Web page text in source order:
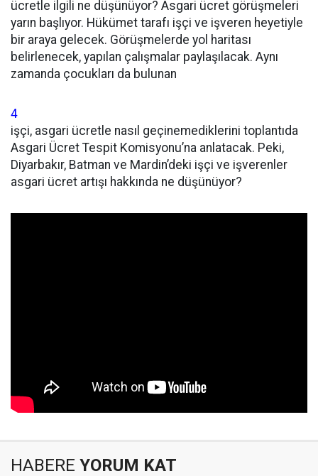
ücretle ilgili ne düşünüyor? Asgari ücret görüşmeleri
yarın başlıyor. Hükümet tarafı işçi ve işveren heyetiyle
bir araya gelecek. Görüşmelerde yol haritası
belirlenecek, yapılan çalışmalar paylaşılacak. Aynı
zamanda çocukları da bulunan
4
işçi, asgari ücretle nasıl geçinemediklerini toplantıda
Asgari Ücret Tespit Komisyonu’na anlatacak. Peki,
Diyarbakır, Batman ve Mardin’deki işçi ve işverenler
asgari ücret artışı hakkında ne düşünüyor?
HABERE YORUM KAT